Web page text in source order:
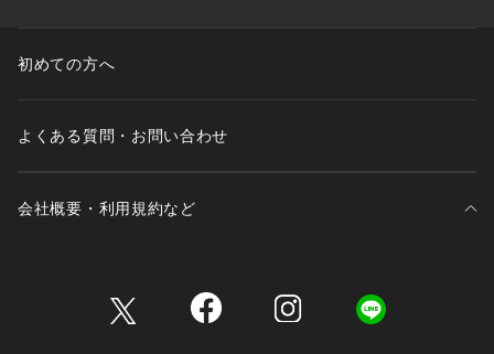
初めての方へ
よくある質問・お問い合わせ
会社概要・利用規約など